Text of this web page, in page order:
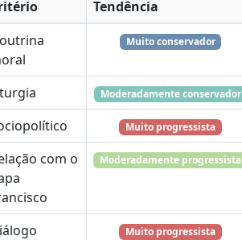
Tendência
Muito conservador
Moderadamente conservador
Muito progressista
com o
Moderadamente progressista
Muito progressista